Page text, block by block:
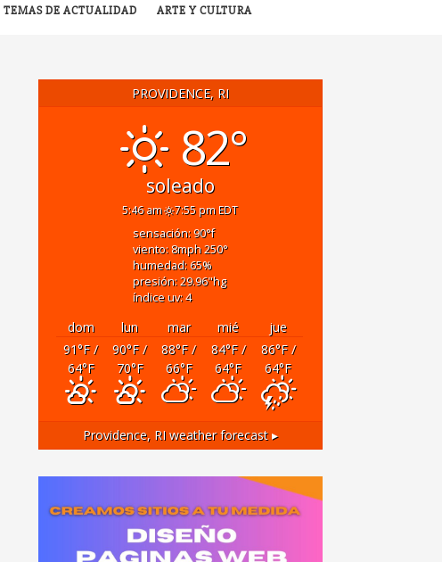
TEMAS DE ACTUALIDAD ARTE Y CULTURA
PROVIDENCE, RI
82°
soleado
5:46 am 7:55 pm EDT
sensación: 90°f
viento: 8mph250°
humedad: 65%
presión: 29.96"hg
índice uv: 4
dom lun mar mié
jue
91°F/
64°F
90°F/
70°F
88°F/
66°F
84°F/
64°F
86°F/
64°F
Providence, RIweather forecast ▸